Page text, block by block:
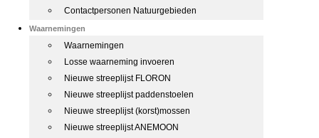
Contactpersonen Natuurgebieden
Waarnemingen
Waarnemingen
Losse waarneming invoeren
Nieuwe streeplijst FLORON
Nieuwe streeplijst paddenstoelen
Nieuwe streeplijst (korst)mossen
Nieuwe streeplijst ANEMOON